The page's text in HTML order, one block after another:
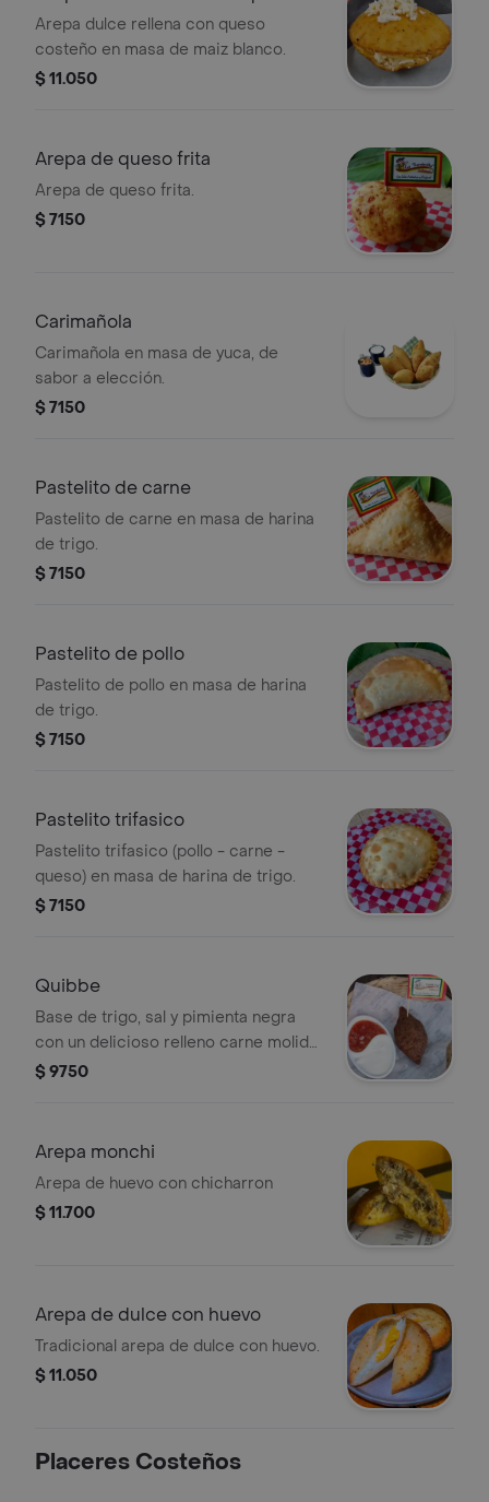
Arepa dulce rellena con queso
costeño en masa de maiz blanco.
$ 11.050
Arepa de queso frita
Arepa de queso frita.
$ 7150
Carimañola
Carimañola en masa de yuca, de
sabor a elección.
$ 7150
Pastelito de carne
Pastelito de carne en masa de harina
de trigo.
$ 7150
Pastelito de pollo
Pastelito de pollo en masa de harina
de trigo.
$ 7150
Pastelito trifasico
Pastelito trifasico (pollo - carne -
queso) en masa de harina de trigo.
$ 7150
Quibbe
Base de trigo, sal y pimienta negra
con un delicioso relleno carne molida,
cebolla(comida del oriente medio
$ 9750
Arepa monchi
Arepa de huevo con chicharron
$ 11.700
Arepa de dulce con huevo
Tradicional arepa de dulce con huevo.
$ 11.050
Placeres Costeños